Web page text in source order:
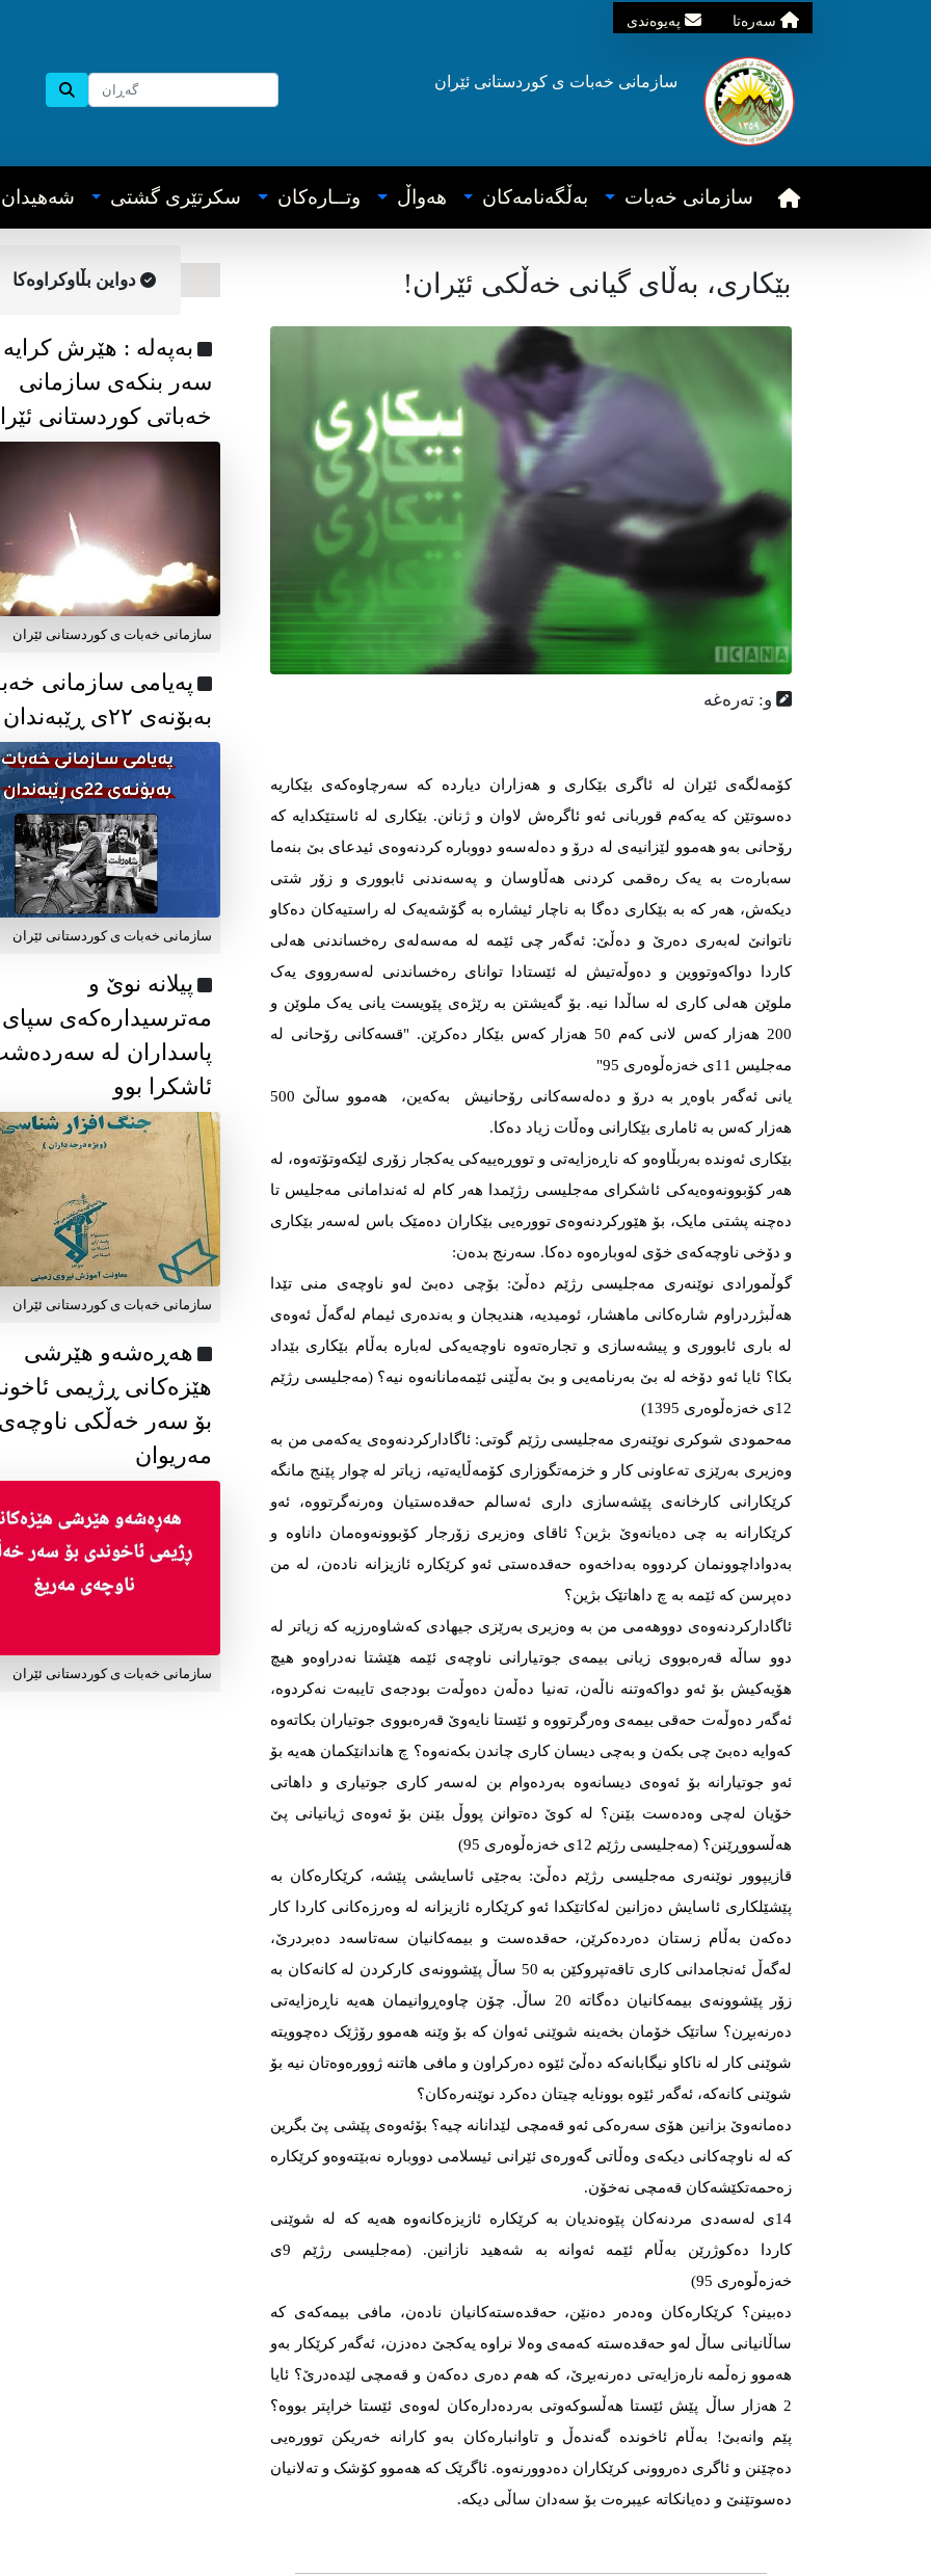
سه‌ره‌تا په‌یوه‌ندی
سازمانی خه‌بات ی کوردستانی ئێران
سازمانی خه‌بات به‌ڵگه‌نامه‌کان هه‌واڵ وتــاره‌کان سکرتێری گشتی شه‌هیدان
بێکاری، بەڵای گیانی خەڵکی ئێران!
و: تەرەغە
کۆمەلگەی ئێران لە ئاگری بێکاری و هەزاران دیاردە کە سەرچاوەکەی بێکاریە
دەسوتێن کە یەکەم قوربانی ئەو ئاگرەش لاوان و ژنانن. بێکاری لە ئاستێکدایە کە
رۆحانی بەو هەموو لێزانیەی لە درۆ و دەلەسەو دووبارە کردنەوەی ئیدعای بێ بنەما
سەبارەت بە یەک رەقمی کردنی هەڵاوسان و پەسەندنی ئابووری و زۆر شتی
دیکەش، هەر کە بە بێکاری دەگا بە ناچار ئیشارە بە گۆشەیەک لە راستیەکان دەکاو
ناتوانێ‌ لەبەری دەرێ و دەڵێ: ئەگەر چی ئێمە لە مەسەلەی رەخساندنی هەلی
کاردا دواکەوتووین و دەوڵەتیش لە ئێستادا توانای رەخساندنی لەسەرووی یەک
ملوێن هەلی کاری لە ساڵدا نیە. بۆ گەیشتن بە رێژەی پێویست یانی یەک ملوێن و
200 هەزار کەس لانی کەم 50 هەزار کەس بێکار دەکرێن. "قسەکانی رۆحانی لە
مەجلیس 11ی خەزەڵوەری 95"
یانی ئەگەر باوەڕ بە درۆ و دەلەسەکانی رۆحانیش بەکەین، هەموو ساڵێ 500
هەزار کەس بە ئاماری بێکارانی وەڵات زیاد دەکا.
بێکاری ئەوندە بەربڵاوەو کە ناڕەزایەتی و تووڕەییەکی یەکجار زۆری لێکەوتۆتەوە، لە
هەر کۆبوونەوەیەکی ئاشکرای مەجلیسی رژێمدا هەر کام لە ئەندامانی مەجلیس تا
دەچنە پشتی مایک، بۆ هێورکردنەوەی توورەیی بێکاران دەمێک باس لەسەر بێکاری
و دۆخی ناوچەکەی خۆی لەوبارەوە دەکا. سەرنج بدەن:
گوڵمورادی نوێنەری مەجلیسی رژێم دەڵێ: بۆچی دەبێ لەو ناوچەی منی تێدا
هەڵبژردراوم شارەکانی ماهشار، ئومیدیە، هندیجان و بەندەری ئیمام لەگەڵ ئەوەی
لە باری ئابووری و پیشەسازی و تجارەتەوە ناوچەیەکی لەبارە بەڵام بێکاری بێداد
بکا؟ ئایا ئەو دۆخە لە بێ بەرنامەیی و بێ بەڵێنی ئێمەمانانەوە نیە؟ (مەجلیسی رژێم
12ی خەزەڵوەری 1395)
مەحمودی شوکری نوێنەری مەجلیسی رژێم گوتی: ئاگادارکردنەوەی یەکەمی من بە
وەزیری بەرێزی تەعاونی کار و خزمەتگوزاری کۆمەڵایەتیە، زیاتر لە چوار پێنج مانگە
کرێکارانی کارخانەی پێشەسازی داری ئەسالم حەقدەستیان وەرنەگرتووە، ئەو
کرێکارانە بە چی دەیانەوێ بژین؟ ئاقای وەزیری زۆرجار کۆبوونەوەمان داناوە و
بەدواداچوونمان کردووە بەداخەوە حەقدەستی ئەو کرێکارە ئازیزانە نادەن، لە من
دەپرسن کە ئێمە بە چ داهاتێک بژین؟
ئاگادارکردنەوەی دووهەمی من بە وەزیری بەرێزی جیهادی کەشاوەرزیە کە زیاتر لە
دوو ساڵە قەرەبووی زیانی بیمەی جوتیارانی ناوچەی ئێمە هێشتا نەدراوەو هیچ
هۆیەکیش بۆ ئەو دواکەوتنە ناڵەن، تەنیا دەڵەن دەوڵەت بودجەی تایبەت نەکردوە،
ئەگەر دەوڵەت حەقی بیمەی وەرگرتووە و ئێستا نایەوێ قەرەبووی جوتیاران بکاتەوە
کەوایە دەبێ چی بکەن و بەچی دیسان کاری چاندن بکەنەوە؟ چ هاندانێکمان هەیە بۆ
ئەو جوتیارانە بۆ ئەوەی دیسانەوە بەردەوام بن لەسەر کاری جوتیاری و داهاتی
خۆیان لەچی وەدەست بێنن؟ لە کوێ دەتوانن پووڵ بێنن بۆ ئەوەی ژیانیانی پێ
هەڵسووڕێنن؟ (مەجلیسی رژێم 12ی خەزەڵوەری 95)
قازیپوور نوێنەری مەجلیسی رژێم دەڵێ: بەجێی ئاسایشی پێشە، کرێکارەکان بە
پێشێلکاری ئاسایش دەزانین لەکاتێکدا ئەو کرێکارە ئازیزانە لە وەرزەکانی کاردا کار
دەکەن بەڵام زستان دەردەکرێن، حەقدەست و بیمەکانیان سەتاسەد دەبردرێ،
لەگەڵ ئەنجامدانی کاری تاقەتپروکێن بە 50 ساڵ پێشوونەی کارکردن لە کانەکان بە
زۆر پێشوونەی بیمەکانیان دەگاتە 20 ساڵ. چۆن چاوەڕوانیمان هەیە ناڕەزایەتی
دەرنەبڕن؟ ساتێک خۆمان بخەینە شوێنی ئەوان کە بۆ وێنە هەموو رۆژێک دەچوویتە
شوێنی کار لە ناکاو نیگابانەکە دەڵێ ئێوە دەرکراون و مافی هاتنە ژوورەوەتان نیە بۆ
شوێنی کانەکە، ئەگەر ئێوە بوونایە چیتان دەکرد نوێنەرەکان؟
دەمانەوێ بزانین هۆی سەرەکی ئەو قەمچی لێدانانە چیە؟ بۆئەوەی پێشی پێ بگرین
کە لە ناوچەکانی دیکەی وەڵاتی گەورەی ئێرانی ئیسلامی دووبارە نەبێتەوەو کرێکارە
زەحمەتکێشەکان قەمچی نەخۆن.
14ی لەسەدی مردنەکان پێوەندیان بە کرێکارە ئازیزەکانەوە هەیە کە لە شوێنی
کاردا دەکوژرێن بەڵام ئێمە ئەوانە بە شەهید نازانین. (مەجلیسی رژێم 9ی
خەزەڵوەری 95)
دەبینن؟ کرێکارەکان وەدەر دەنێن، حەقدەستەکانیان نادەن، مافی بیمەکەی کە
ساڵانیانی ساڵ لەو حەقدەستە کەمەی وەلا نراوە یەکجێ دەدزن، ئەگەر کرێکار بەو
هەموو زەڵمە نارەزایەتی دەرنەبڕێ، کە هەم دەری دەکەن و قەمچی لێدەدرێ؟ ئایا
2 هەزار ساڵ پێش ئێستا هەڵسوکەوتی بەردەدارەکان لەوەی ئێستا خراپتر بووە؟
پێم وانەبێ! بەڵام ئاخوندە گەندەڵ و تاوانبارەکان بەو کارانە خەریکن توورەیی
دەچێنن و ئاگری دەروونی کرێکاران دەدوورنەوە. ئاگرێک کە هەموو کۆشک و تەلانیان
دەسوتێنێ و دەیانکاتە عیبرەت بۆ سەدان ساڵی دیکە.
دواین بڵاوکراوه‌کا
به‌په‌له‌ : هێرش کرایە
سەر بنکەی سازمانی
خەباتی کوردستانی
سازمانی خەبات ی کوردستانی ئێران
پەیامی سازمانی
بەبۆنەی ۲۲ی ڕێبەندان
سازمانی خەبات ی كوردستانی ئێران
پیلانە نوێ و
مەترسیدارەکەی سپای
پاسداران لە
ئاشکرا بوو
سازمانی خەبات ی كوردستانی ئێران
هەڕەشەو هێرشی
هێزەکانی ڕژیمی
بۆ سەر خەڵکی
مەریوان
سازمانی خەبات ی کوردستانی ئێران